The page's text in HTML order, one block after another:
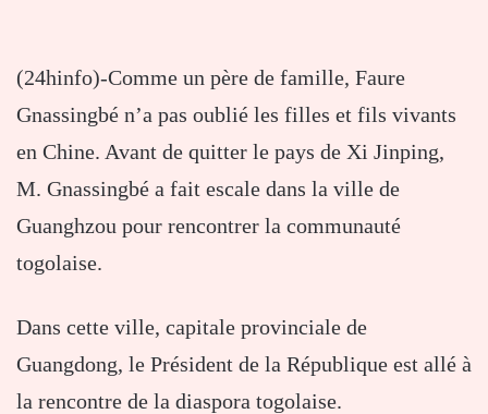
(24hinfo)-Comme un père de famille, Faure
Gnassingbé n’a pas oublié les filles et fils vivants
en Chine. Avant de quitter le pays de Xi Jinping,
M. Gnassingbé a fait escale dans la ville de
Guanghzou pour rencontrer la communauté
togolaise.
Dans cette ville, capitale provinciale de
Guangdong, le Président de la République est allé à
la rencontre de la diaspora togolaise.